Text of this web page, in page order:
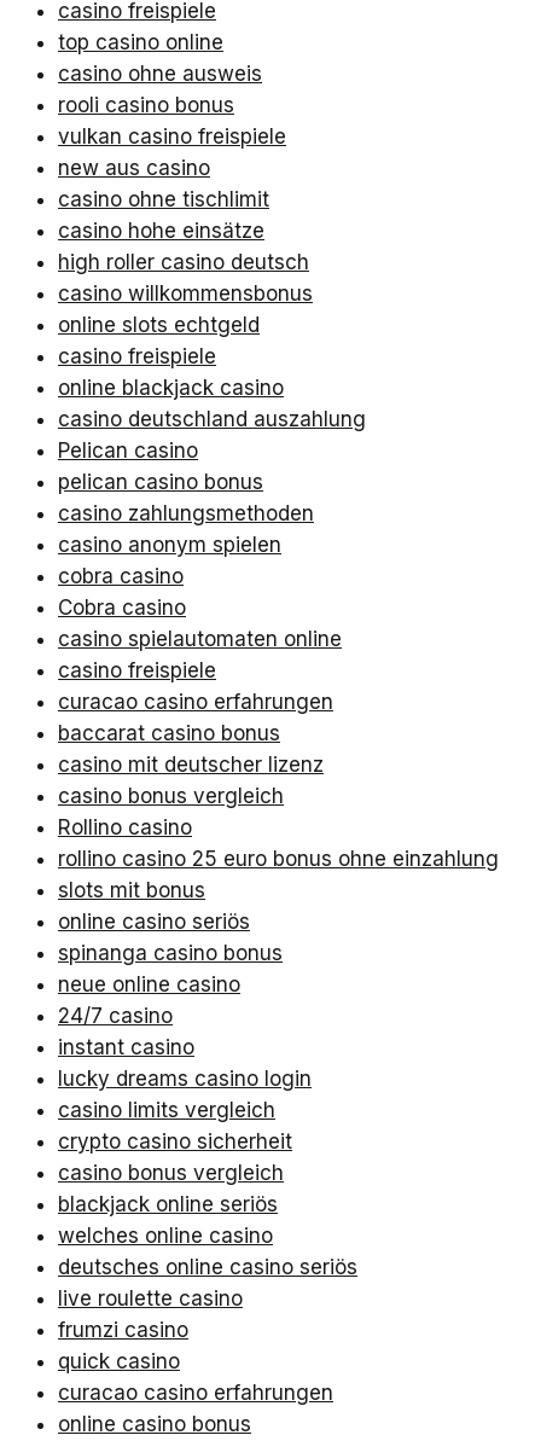
casino freispiele
top casino online
casino ohne ausweis
rooli casino bonus
vulkan casino freispiele
new aus casino
casino ohne tischlimit
casino hohe einsätze
high roller casino deutsch
casino willkommensbonus
online slots echtgeld
casino freispiele
online blackjack casino
casino deutschland auszahlung
Pelican casino
pelican casino bonus
casino zahlungsmethoden
casino anonym spielen
cobra casino
Cobra casino
casino spielautomaten online
casino freispiele
curacao casino erfahrungen
baccarat casino bonus
casino mit deutscher lizenz
casino bonus vergleich
Rollino casino
rollino casino 25 euro bonus ohne einzahlung
slots mit bonus
online casino seriös
spinanga casino bonus
neue online casino
24/7 casino
instant casino
lucky dreams casino login
casino limits vergleich
crypto casino sicherheit
casino bonus vergleich
blackjack online seriös
welches online casino
deutsches online casino seriös
live roulette casino
frumzi casino
quick casino
curacao casino erfahrungen
online casino bonus